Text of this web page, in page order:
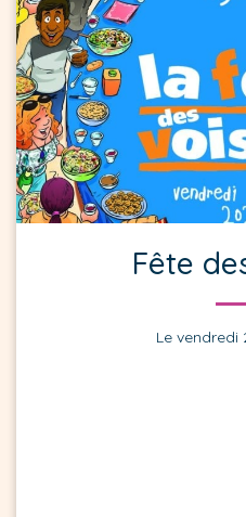
Fête
Le vendredi